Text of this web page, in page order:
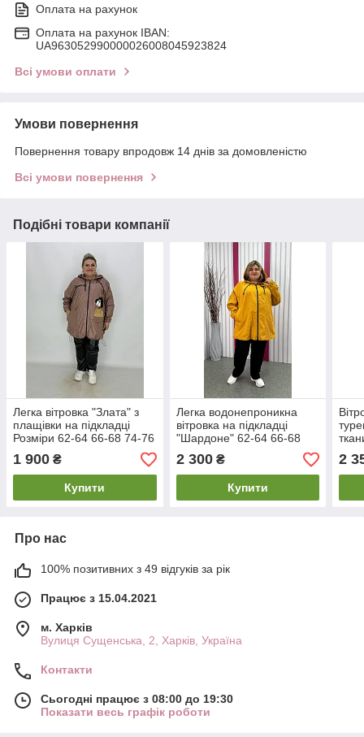
Оплата на рахунок
Оплата на рахунок IBAN:
UA963052990000026008045923824
Всі умови оплати
Умови повернення
Повернення товару впродовж 14 днів за домовленістю
Всі умови повернення
Подібні товари компанії
Легка вітровка "Злата" з
плащівки на підкладці
Розміри 62-64 66-68 74-76
1 900 ₴
Купити
Легка водонепроникна
вітровка на підкладці
"Шардоне" 62-64 66-68
70-72 74-76
2 300₴
Купити
68
2
Про нас
100% позитивних з 49 відгуків за рік
Працює з 15.04.2021
м. Харків
Вулиця Сущенська, 2, Харків, Україна
Контакти
Сьогодні працює з 08:00 до 19:30
Показати весь графік роботи